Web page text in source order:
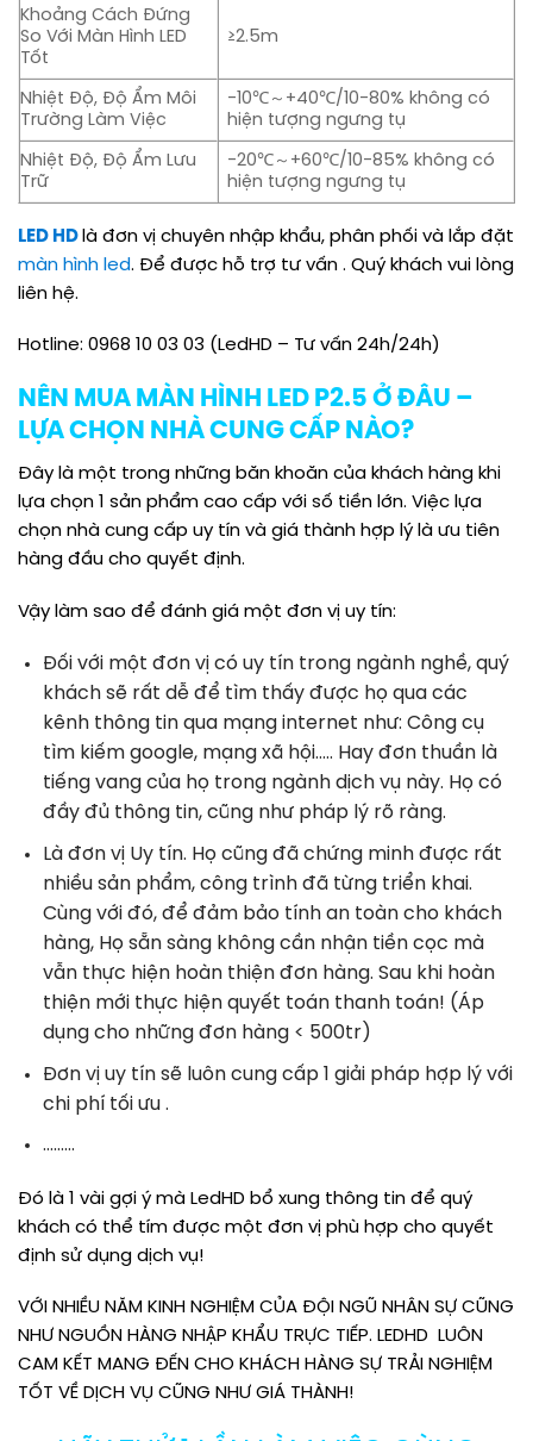
Khoảng Cách Đứng
So Với Màn Hình LED
Tốt
≥2.5m
Nhiệt Độ, Độ Ẩm Môi
Trường Làm Việc
-10℃～+40℃/10-80% không có
hiện tượng ngưng tụ
Nhiệt Độ, Độ Ẩm Lưu
Trữ
-20℃～+60℃/10-85% không có
hiện tượng ngưng tụ
LED HD là đơn vị chuyên nhập khẩu, phân phối và lắp đặt
màn hình led. Để được hỗ trợ tư vấn . Quý khách vui lòng
liên hệ.
Hotline: 0968 10 03 03 (LedHD – Tư vấn 24h/24h)
NÊN MUA MÀN HÌNH LED P2.5 Ở ĐÂU –
LỰA CHỌN NHÀ CUNG CẤP NÀO?
Đây là một trong những băn khoăn của khách hàng khi
lựa chọn 1 sản phẩm cao cấp với số tiền lớn. Việc lựa
chọn nhà cung cấp uy tín và giá thành hợp lý là ưu tiên
hàng đầu cho quyết định.
Vậy làm sao để đánh giá một đơn vị uy tín:
Đối với một đơn vị có uy tín trong ngành nghề, quý
khách sẽ rất dễ để tìm thấy được họ qua các
kênh thông tin qua mạng internet như: Công cụ
tìm kiếm google, mạng xã hội….. Hay đơn thuần là
tiếng vang của họ trong ngành dịch vụ này. Họ có
đầy đủ thông tin, cũng như pháp lý rõ ràng.
Là đơn vị Uy tín. Họ cũng đã chứng minh được rất
nhiều sản phẩm, công trình đã từng triển khai.
Cùng với đó, để đảm bảo tính an toàn cho khách
hàng, Họ sẵn sàng không cần nhận tiền cọc mà
vẫn thực hiện hoàn thiện đơn hàng. Sau khi hoàn
thiện mới thực hiện quyết toán thanh toán! (Áp
dụng cho những đơn hàng < 500tr)
Đơn vị uy tín sẽ luôn cung cấp 1 giải pháp hợp lý với
chi phí tối ưu .
………
Đó là 1 vài gợi ý mà LedHD bổ xung thông tin để quý
khách có thể tím được một đơn vị phù hợp cho quyết
định sử dụng dịch vụ!
VỚI NHIỀU NĂM KINH NGHIỆM CỦA ĐỘI NGŨ NHÂN SỰ CŨNG
NHƯ NGUỒN HÀNG NHẬP KHẨU TRỰC TIẾP. LEDHD LUÔN
CAM KẾT MANG ĐẾN CHO KHÁCH HÀNG SỰ TRẢI NGHIỆM
TỐT VỀ DỊCH VỤ CŨNG NHƯ GIÁ THÀNH!